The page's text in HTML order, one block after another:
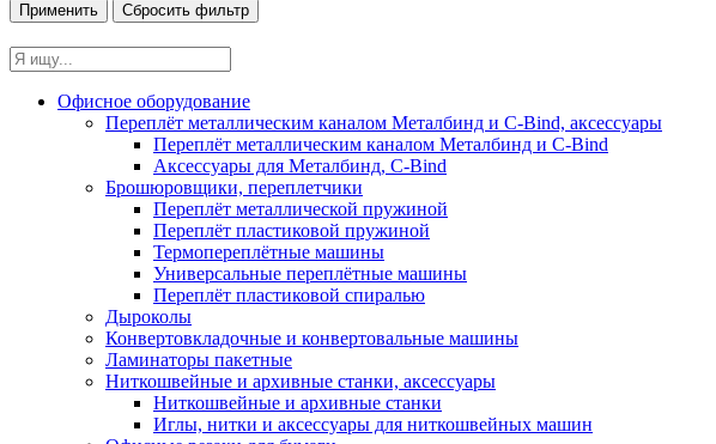
Офисное оборудование
Переплёт металлическим каналом Металбинд и C-Bind, аксессуары
Переплёт металлическим каналом Металбинд и C-Bind
Аксессуары для Металбинд, C-Bind
Брошюровщики, переплетчики
Переплёт металлической пружиной
Переплёт пластиковой пружиной
Термопереплётные машины
Универсальные переплётные машины
Переплёт пластиковой спиралью
Дыроколы
Конвертовкладочные и конвертовальные машины
Ламинаторы пакетные
Ниткошвейные и архивные станки, аксессуары
Ниткошвейные и архивные станки
Иглы, нитки и аксессуары для ниткошвейных машин